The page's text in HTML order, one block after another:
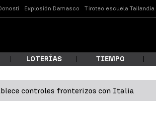
Explosión Damasco Tiroteo escuela Tailandia
LOTERÍAS TIEMPO
controles fronterizos con Italia